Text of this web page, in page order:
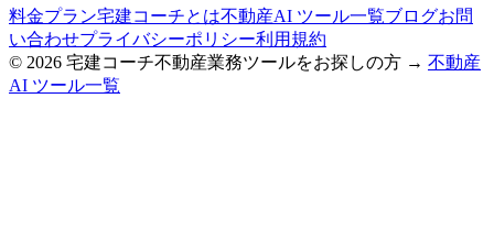
料金プラン宅建コーチとは不動産AI ツール一覧ブログお問
い合わせプライバシーポリシー利用規約
© 2026 宅建コーチ不動産業務ツールをお探しの方 → 不動産
AI ツール一覧